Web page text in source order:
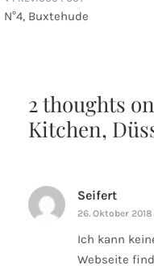
N°4, Buxtehude
2 thoughts
Kitchen,
Seifert
26. Oktober
Ich kann
Webseite